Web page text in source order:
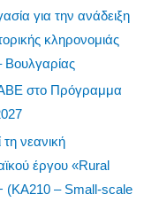
για την ανάδειξη
κληρονομιάς
Βουλγαρίας
στο Πρόγραμμα
νεανική
έργου «Rural
(KA210 – Small-scale